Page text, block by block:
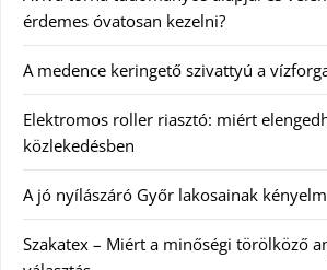
érdemes óvatosan kezelni?
A medence keringető szivattyú a
Elektromos roller riasztó: miért
közlekedésben
A jó nyílászáró Győr lakosainak
Szakatex – Miért a minőségi törölköző